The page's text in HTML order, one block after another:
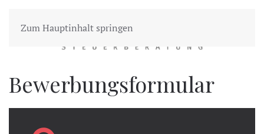
Zum Hauptinhalt springen
Bewerbungsformular